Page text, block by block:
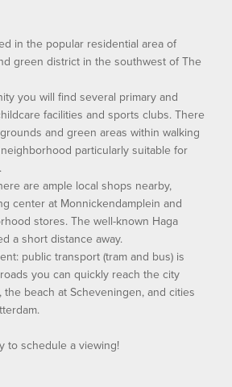
in the popular residential area of
green district in the southwest of The
you will find several primary and
facilities and sports clubs. There
and green areas within walking
particularly suitable for
are ample local shops nearby,
center at Monnickendamplein and
stores. The well-known Haga
a short distance away.
public transport (tram and bus) is
you can quickly reach the city
beach at Scheveningen, and cities
to schedule a viewing!